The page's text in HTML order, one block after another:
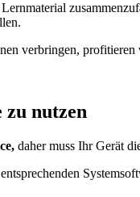
verbringen,
zu nutzen
daher muss Ihr Gerät